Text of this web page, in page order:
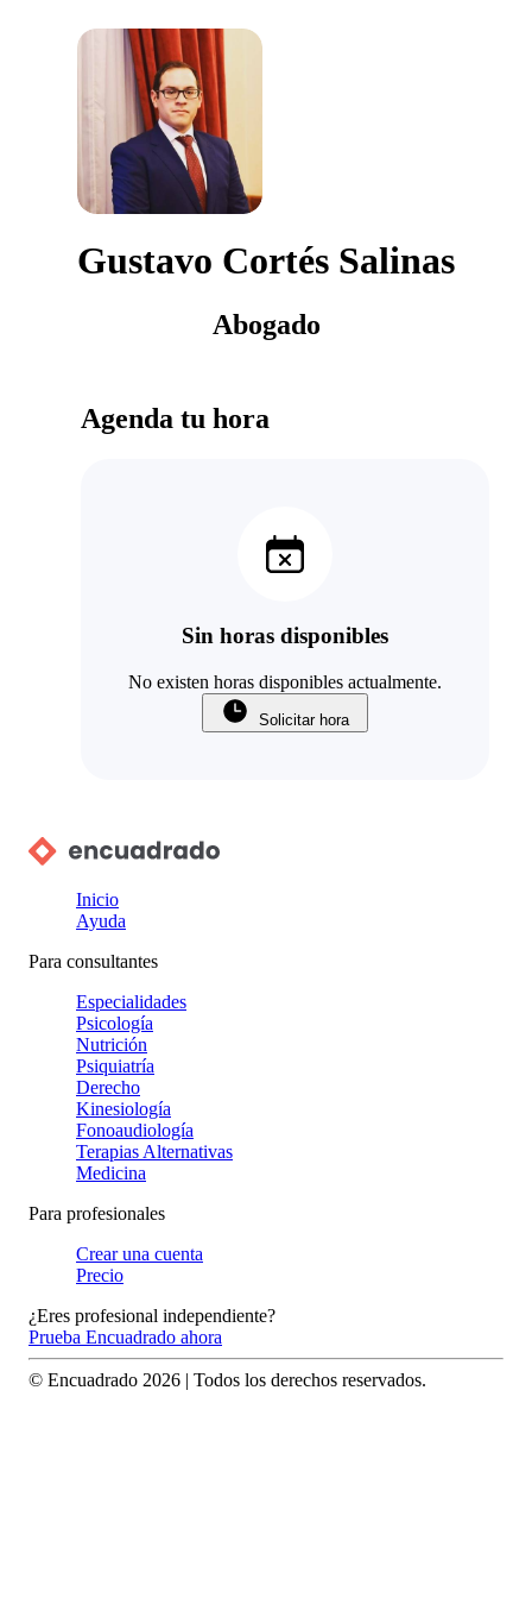
Gustavo Cortés Salinas
Abogado
Agenda tu hora
Sin horas disponibles
No existen horas disponibles actualmente.
Solicitar hora
Inicio
Ayuda
Para consultantes
Especialidades
Psicología
Nutrición
Psiquiatría
Derecho
Kinesiología
Fonoaudiología
Terapias Alternativas
Medicina
Para profesionales
Crear una cuenta
Precio
¿Eres profesional independiente?
Prueba Encuadrado ahora
© Encuadrado 2026 | Todos los derechos reservados.